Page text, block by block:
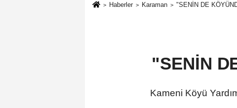
Haberler Karaman "SENİN DE
"SENİN
Kameni Köyü